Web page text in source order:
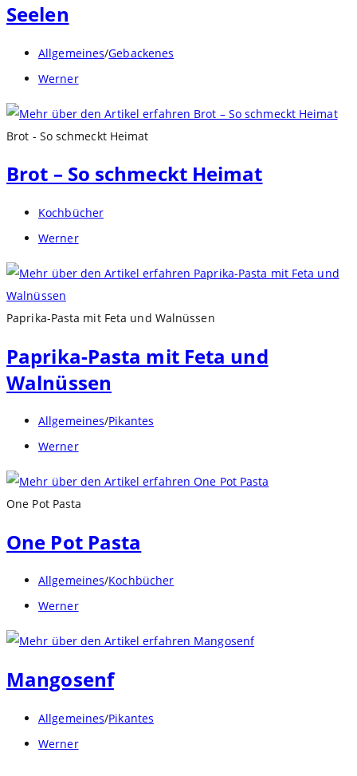
Seelen
Beitrags-
Kategorie:
Allgemeines/Gebackenes
Beitrags-
Werner
Brot - So schmeckt Heimat
Brot – So schmeckt Heimat
Beitrags-
Kategorie:
Kochbücher
Beitrags-
Werner
Paprika-Pasta mit Feta und Walnüssen
Paprika-Pasta mit Feta und
Walnüssen
Beitrags-
Kategorie:
Allgemeines/Pikantes
Beitrags-
Werner
One Pot Pasta
One Pot Pasta
Beitrags-
Kategorie:
Allgemeines/Kochbücher
Beitrags-
Werner
Mangosenf
Beitrags-
Kategorie:
Allgemeines/Pikantes
Beitrags-
Werner